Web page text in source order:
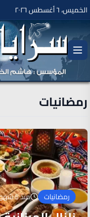
الخميس، ٦ أغسطس ٢٠٢٦
رمضانيات
رمضانيات منذ 5 شهور